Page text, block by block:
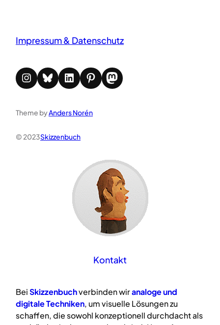
Impressum & Datenschutz
Instagram Bluesky LinkedIn Pinterest Mastodon
Theme byAnders Norén
© 2023Skizzenbuch
Kontakt
BeiSkizzenbuchverbinden wiranalogeund
digitaleTechniken, um visuelle Lösungen zu
schaffen, die sowohl konzeptionell durchdacht als